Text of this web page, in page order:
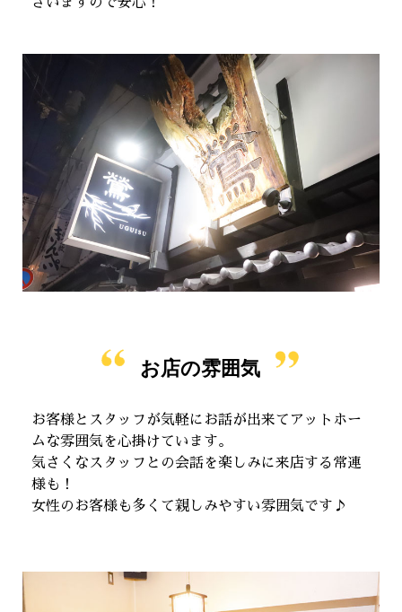
お店の雰囲気
お客様とスタッフが気軽にお話が出来てアットホー
ムな雰囲気を心掛けています。
気さくなスタッフとの会話を楽しみに来店する常連
様も！
女性のお客様も多くて親しみやすい雰囲気です♪